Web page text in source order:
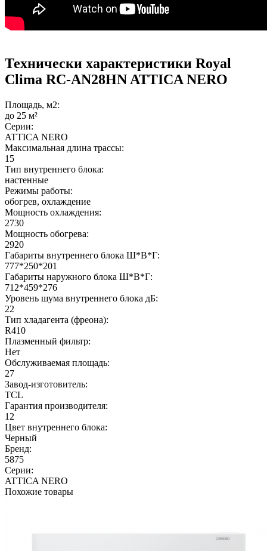
Технически характеристики Royal
Clima RC-AN28HN ATTICA NERO
Площадь, м2:
до 25 м²
Серии:
ATTICA NERO
Максимальная длина трассы:
15
Тип внутреннего блока:
настенные
Режимы работы:
обогрев, охлаждение
Мощность охлаждения:
2730
Мощность обогрева:
2920
Габариты внутреннего блока Ш*В*Г:
777*250*201
Габариты наружного блока Ш*В*Г:
712*459*276
Уровень шума внутреннего блока дБ:
22
Тип хладагента (фреона):
R410
Плазменный фильтр:
Нет
Обслуживаемая площадь:
27
Завод-изготовитель:
TCL
Гарантия производителя:
12
Цвет внутреннего блока:
Черный
Бренд:
5875
Серии:
ATTICA NERO
Похожие товары